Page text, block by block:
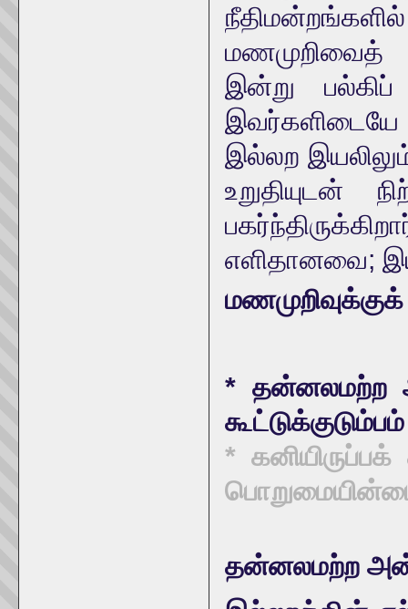
மணமுறிவைத்
இன்று பல்கிப்
இல்லற
உறுதியுடன்
எளிதானவை;
* தன்னலமற்ற
*
தன்னலமற்ற